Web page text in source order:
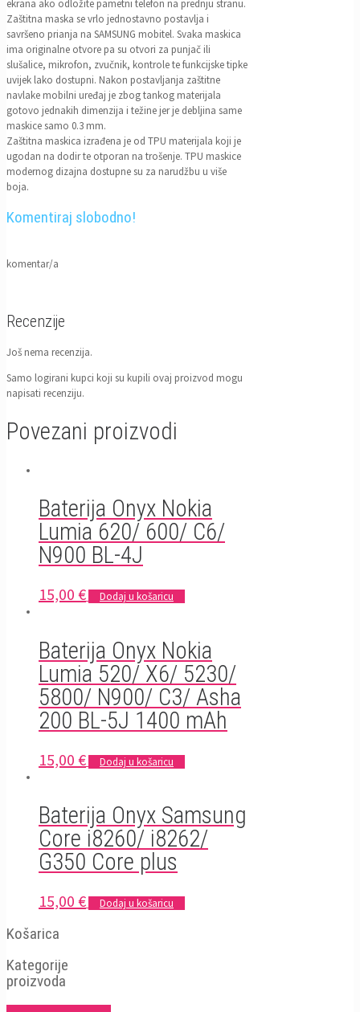
ekrana ako odložite pametni telefon na prednju stranu.
Zaštitna maska se vrlo jednostavno postavlja i
savršeno prianja na SAMSUNG mobitel. Svaka maskica
ima originalne otvore pa su otvori za punjač ili
slušalice, mikrofon, zvučnik, kontrole te funkcijske tipke
uvijek lako dostupni. Nakon postavljanja zaštitne
navlake mobilni uređaj je zbog tankog materijala
gotovo jednakih dimenzija i težine jer je debljina same
maskice samo 0.3 mm.
Zaštitna maskica izrađena je od TPU materijala koji je
ugodan na dodir te otporan na trošenje. TPU maskice
modernog dizajna dostupne su za narudžbu u više
boja.
Komentiraj slobodno!
komentar/a
Recenzije
Još nema recenzija.
Samo logirani kupci koji su kupili ovaj proizvod mogu
napisati recenziju.
Povezani proizvodi
Baterija Onyx Nokia
Lumia 620/ 600/ C6/
N900 BL-4J
15,00 € Dodaj u košaricu
Baterija Onyx Nokia
Lumia 520/ X6/ 5230/
5800/ N900/ C3/ Asha
200 BL-5J 1400 mAh
15,00 € Dodaj u košaricu
Baterija Onyx Samsung
Core i8260/ i8262/
G350 Core plus
15,00 € Dodaj u košaricu
Košarica
Kategorije
proizvoda